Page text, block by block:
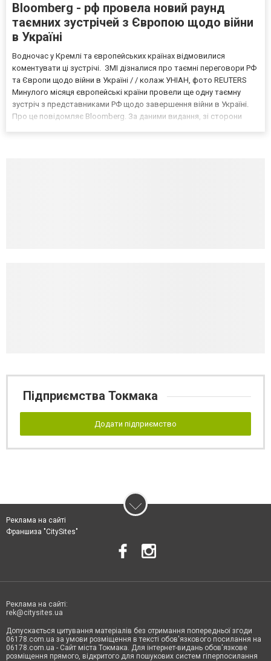
Bloomberg - рф провела новий раунд
таємних зустрічей з Європою щодо війни
в Україні
Водночас у Кремлі та європейських країнах відмовилися
коментувати ці зустрічі. ЗМІ дізналися про таємні переговори РФ
та Європи щодо війни в Україні / / колаж УНІАН, фото REUTERS
Минулого місяця європейські країни провели ще одну таємну
зустріч з представниками РФ щодо завершення війни в Україні.
Про це повідомляє Bloomberg. За даними видання, зі сторони
Підприємства Токмака
Додати підприємство
Реклама на сайті
Франшиза "CitySites"
Реклама на сайті:
rek@citysites.ua
Допускається цитування матеріалів без отримання попередньої згоди
06178.com.ua за умови розміщення в тексті обов'язкового посилання на
06178.com.ua - Сайт міста Токмака. Для інтернет-видань обов'язкове
розміщення прямого, відкритого для пошукових систем гіперпосилання